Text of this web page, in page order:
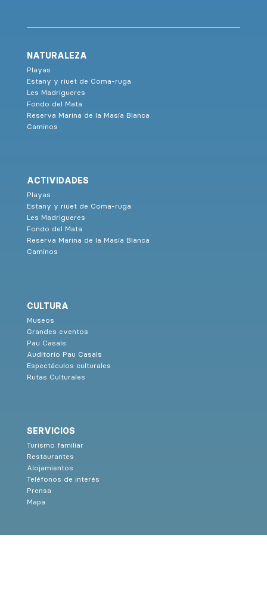
NATURALEZA
Playas
Estany y riuet de Coma-ruga
Les Madrigueres
Fondo del Mata
Reserva Marina de la Masía Blanca
Caminos
ACTIVIDADES
Playas
Estany y riuet de Coma-ruga
Les Madrigueres
Fondo del Mata
Reserva Marina de la Masía Blanca
Caminos
CULTURA
Museos
Grandes eventos
Pau Casals
Auditorio Pau Casals
Espectáculos culturales
Rutas Culturales
SERVICIOS
Turismo familiar
Restaurantes
Alojamientos
Teléfonos de interés
Prensa
Mapa